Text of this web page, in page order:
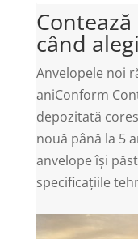
când
Anvelopele noi
aniConform
depozitată
nouă până la 5
anvelope își
specificațiile